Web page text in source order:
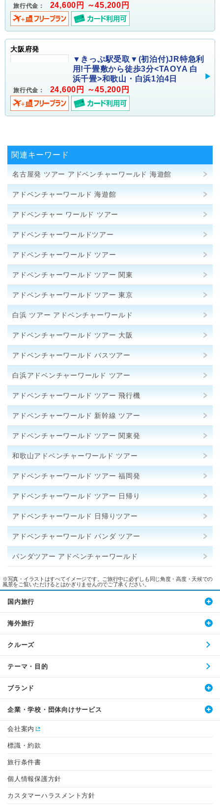
旅行代金： 24,600円 ～45,200円
大阪府発
▼きっぷ駅受取▼(初泊付)JR特急利
用!千畳敷から徒歩3分<TAOYA 白
浜千畳>和歌山・白浜1泊4日
旅行代金： 24,600円 ～45,200円
関連キーワード
名古屋発 ツアー アドベンチャーワールド 海遊館
アドベンチャーワールド 海遊館
アドベンチャー ワールド ツアー
アドベンチャーワールドツアー
アドベンチャーワールド ツアー
アドベンチャーワールド ツアー 関東
アドベンチャーワールド ツアー 東京
白浜 ツアー アドベンチャーワールド
アドベンチャーワールド ツアー 大阪
アドベンチャーワールド バスツアー
白浜アドベンチャーワールド ツアー
アドベンチャーワールド ツアー 飛行機
アドベンチャーワールド 新幹線 ツアー
アドベンチャーワールド ツアー 関東発
和歌山アドベンチャーワールド ツアー
アドベンチャーワールド ツアー 福岡発
アドベンチャーワールド ツアー 日帰り
アドベンチャーワールド 日帰りツアー
アドベンチャーワールド パンダ ツアー
パンダツアー アドベンチャーワールド
※写真・イラストはすべてイメージです。ご旅行中に必ずしも同じ角度・高度・天候での
風景をご覧いただけるとはかぎりませんのでご了承ください。
国内旅行
海外旅行
クルーズ
テーマ・目的
ブランド
企業・学校・団体向けサービス
会社案内
標識・約款
旅行条件書
個人情報保護方針
カスタマーハラスメント方針